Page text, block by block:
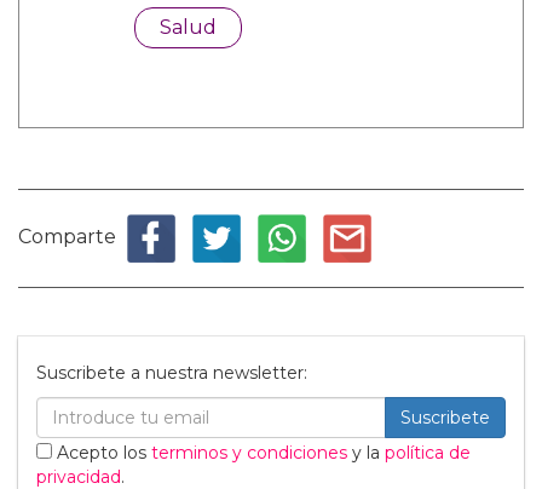
Salud
Comparte
Suscribete a nuestra newsletter:
Suscribete
Acepto los terminos y condiciones y la política de
privacidad.